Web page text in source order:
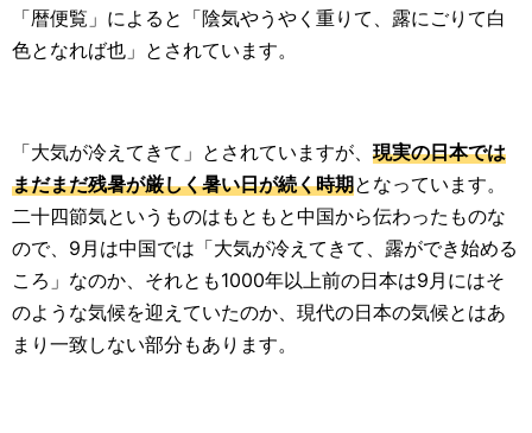
「暦便覧」によると「陰気やうやく重りて、露にごりて白
色となれば也」とされています。
「大気が冷えてきて」とされていますが、 現実の日本では
まだまだ残暑が厳しく暑い日が続く時期となっています。
二十四節気というものはもともと中国から伝わったものな
ので、9月は中国では「大気が冷えてきて、露ができ始める
ころ」なのか、それとも1000年以上前の日本は9月にはそ
のような気候を迎えていたのか、現代の日本の気候とはあ
まり一致しない部分もあります。